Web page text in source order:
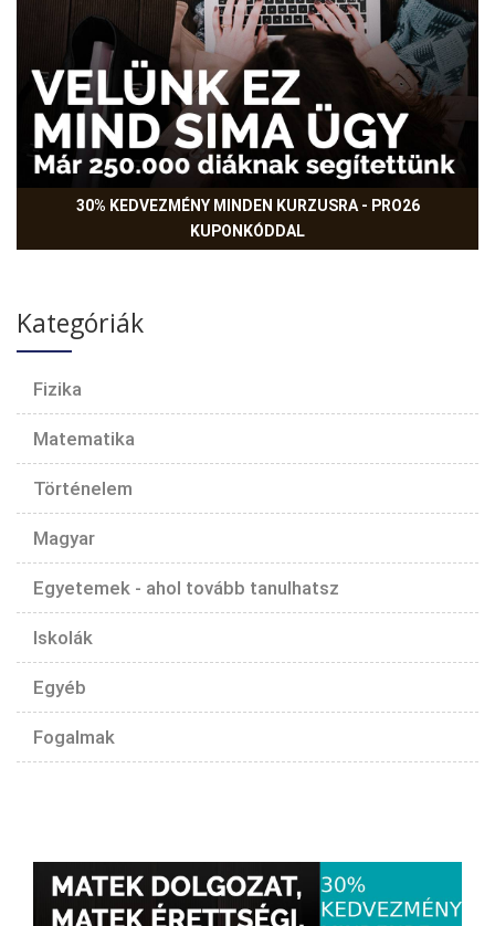
30% KEDVEZMÉNY MINDEN KURZUSRA - PRO26
KUPONKÓDDAL
Kategóriák
Fizika
Matematika
Történelem
Magyar
Egyetemek - ahol tovább tanulhatsz
Iskolák
Egyéb
Fogalmak